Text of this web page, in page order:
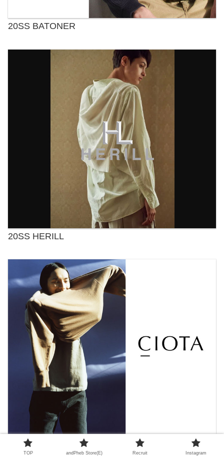
20SS BATONER
20SS HERILL
20SS CIOTA
TOP andPheb Store(E) Recruit Instagram